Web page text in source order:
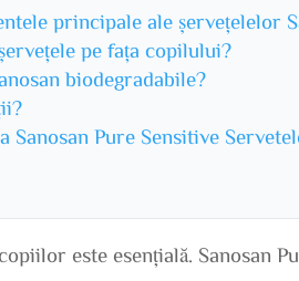
principale ale șervețelelor
pe fața copilului?
biodegradabile?
Sanosan Pure Sensitive
este esențială. Sanosan